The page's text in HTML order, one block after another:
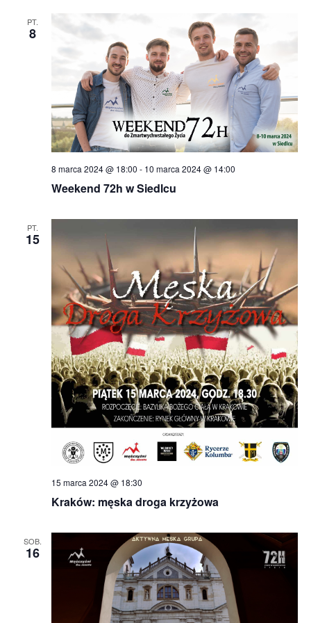
PT.
8
Weekend 72h w Siedlcu
8 marca 2024 @ 18:00 - 10 marca 2024 @ 14:00
PT.
15
Kraków: męska droga krzyżowa
15 marca 2024 @ 18:30
SOB.
16